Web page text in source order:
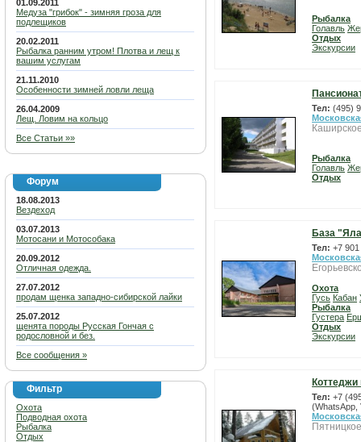
01.09.2011
Медуза "грибок" - зимняя гроза для
подлещиков
20.02.2011
Рыбалка ранним утром! Плотва и лещ к
вашим услугам
21.11.2010
Особенности зимней ловли леща
26.04.2009
Лещ. Ловим на кольцо
Все Статьи »»
Форум
18.08.2013
Вездеход
03.07.2013
Мотосани и Мотособака
20.09.2012
Отличная одежда.
27.07.2012
продам щенка западно-сибирской лайки
25.07.2012
щенята породы Русская Гончая с
родословной и без.
Все сообщения »
Фильтр
Охота
Подводная охота
Рыбалка
Отдых
Рыбалка
Голавль
Отдых
Экскурсии
Тел: (495)
Рыбалка
Голавль
Отдых
База
Тел: +7
Охота
Гусь Кабан
Рыбалка
Густера
Отдых
Экскурсии
Тел: +7
(WhatsApp,